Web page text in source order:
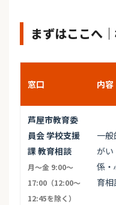
まずはここへ
窓口 内容
芦屋市教育委
員会 学校支援
課 教育相談
月～金 9:00～
17:00（12:00～
12:45を除く）
一
がい
係・
育相